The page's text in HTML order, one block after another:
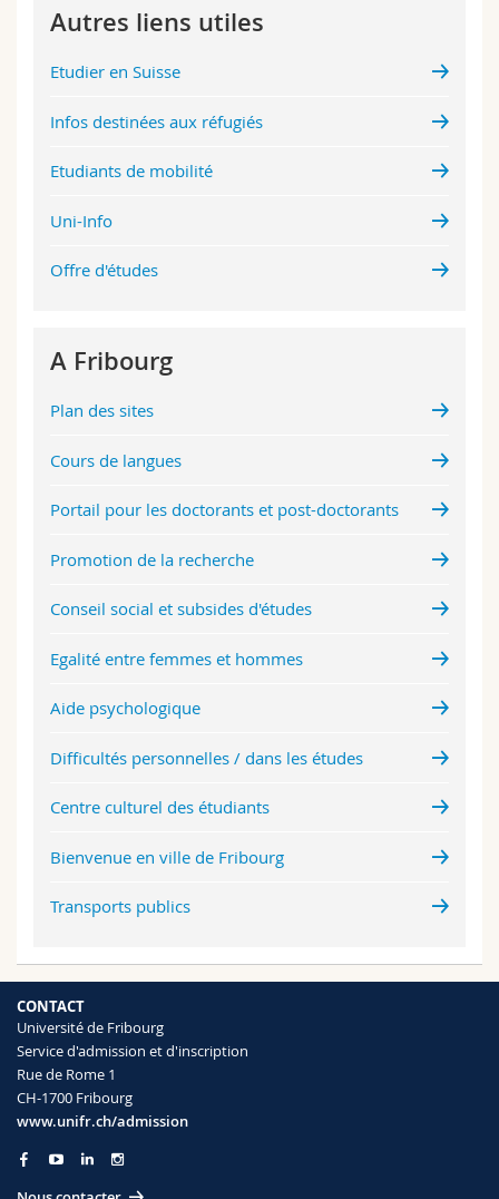
Autres liens utiles
Etudier en Suisse
Infos destinées aux réfugiés
Etudiants de mobilité
Uni-Info
Offre d'études
A Fribourg
Plan des sites
Cours de langues
Portail pour les doctorants et post-doctorants
Promotion de la recherche
Conseil social et subsides d'études
Egalité entre femmes et hommes
Aide psychologique
Difficultés personnelles / dans les études
Centre culturel des étudiants
Bienvenue en ville de Fribourg
Transports publics
CONTACT
Université de Fribourg
Service d'admission et d'inscription
Rue de Rome 1
CH-1700 Fribourg
www.unifr.ch/admission